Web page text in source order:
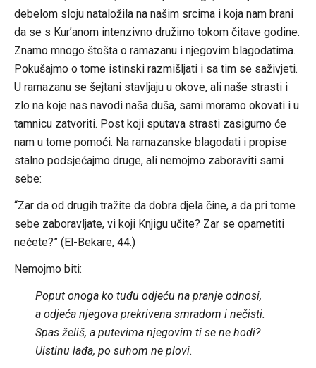
debelom sloju nataložila na našim srcima i koja nam brani
da se s Kur’anom intenzivno družimo tokom čitave godine.
Znamo mnogo štošta o ramazanu i njegovim blagodatima.
Pokušajmo o tome istinski razmišljati i sa tim se saživjeti.
U ramazanu se šejtani stavljaju u okove, ali naše strasti i
zlo na koje nas navodi naša duša, sami moramo okovati i u
tamnicu zatvoriti. Post koji sputava strasti zasigurno će
nam u tome pomoći. Na ramazanske blagodati i propise
stalno podsjećajmo druge, ali nemojmo zaboraviti sami
sebe:
“Zar da od drugih tražite da dobra djela čine, a da pri tome
sebe zaboravljate, vi koji Knjigu učite? Zar se opametiti
nećete?” (El-Bekare, 44.)
Nemojmo biti:
Poput onoga ko tuđu odjeću na pranje odnosi,
a odjeća njegova prekrivena smradom i nečisti.
Spas želiš, a putevima njegovim ti se ne hodi?
Uistinu lađa, po suhom ne plovi.